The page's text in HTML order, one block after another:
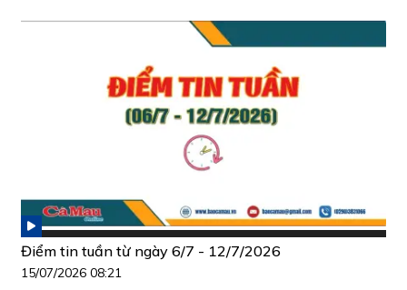
Điểm tin tuần từ ngày 6/7 - 12/7/2026
15/07/2026 08:21